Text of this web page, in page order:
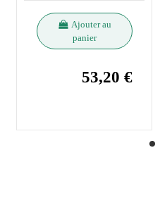
Ajouter au
panier
53,20 €